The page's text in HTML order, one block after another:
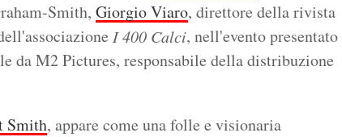
Smith, Giorgio Viaro, direttore della rivista
I 400 Calci, nell'evento presentato
da M2 Pictures, responsabile della distribuzione
Smith, appare come una folle e visionaria